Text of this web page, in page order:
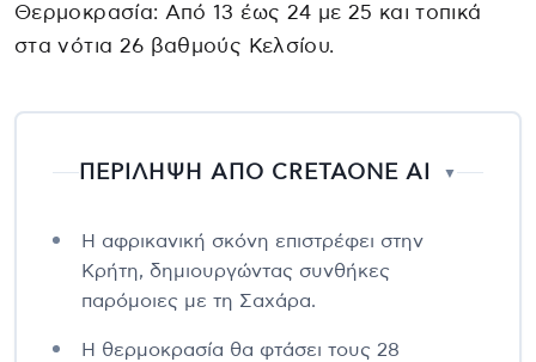
Θερμοκρασία: Από 13 έως 24 με 25 και τοπικά
στα νότια 26 βαθμούς Κελσίου.
ΠΕΡΙΛΗΨΗ ΑΠΟ CRETAONE AI ▼
Η αφρικανική σκόνη επιστρέφει στην
Κρήτη, δημιουργώντας συνθήκες
παρόμοιες με τη Σαχάρα.
Η θερμοκρασία θα φτάσει τους 28